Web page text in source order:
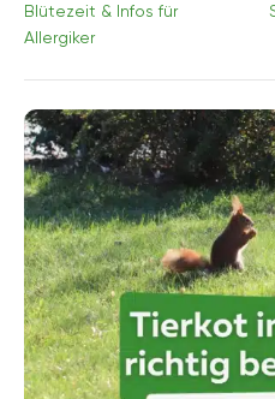
Blütezeit & Infos für
Allergiker